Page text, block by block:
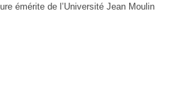
émérite de l’Université Jean Moulin